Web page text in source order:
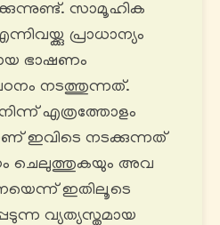
സാമൂഹിക
പ്രാധാന്യം
ഭാഷണം
നടത്തുന്നത്‌.
എത്രത്തോളം
ഇവിടെ നടക്കുന്നത്
ചെലുത്തുകയും അവ
ഇതിലൂടെ
വ്യത്യസ്തമായ